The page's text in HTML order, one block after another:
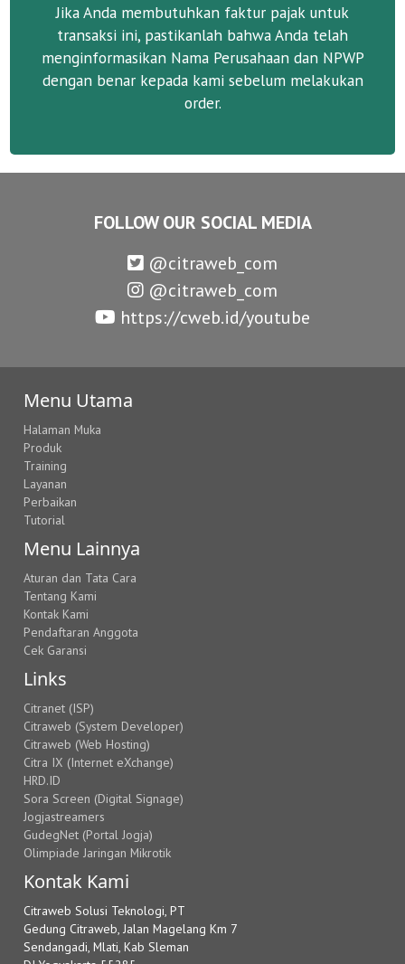
Jika Anda membutuhkan faktur pajak untuk
transaksi ini, pastikanlah bahwa Anda telah
menginformasikan Nama Perusahaan dan NPWP
dengan benar kepada kami sebelum melakukan
order.
FOLLOW OUR SOCIAL MEDIA
@citraweb_com
@citraweb_com
https://cweb.id/youtube
Menu Utama
Halaman Muka
Produk
Training
Layanan
Perbaikan
Tutorial
Menu Lainnya
Aturan dan Tata Cara
Tentang Kami
Kontak Kami
Pendaftaran Anggota
Cek Garansi
Links
Citranet (ISP)
Citraweb (System Developer)
Citraweb (Web Hosting)
Citra IX (Internet eXchange)
HRD.ID
Sora Screen (Digital Signage)
Jogjastreamers
GudegNet (Portal Jogja)
Olimpiade Jaringan Mikrotik
Kontak Kami
Citraweb Solusi Teknologi, PT
Gedung Citraweb, Jalan Magelang Km 7
Sendangadi, Mlati, Kab Sleman